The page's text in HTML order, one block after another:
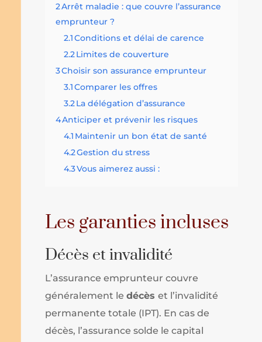
2Arrêt maladie : que couvre l’assurance
emprunteur ?
2.1Conditions et délai de carence
2.2Limites de couverture
3Choisir son assurance emprunteur
3.1Comparer les offres
3.2La délégation d’assurance
4Anticiper et prévenir les risques
4.1 Maintenir un bon état de santé
4.2Gestion du stress
4.3Vous aimerez aussi :
Les garanties incluses
Décès et invalidité
L’assurance emprunteur couvre
généralement ledécèset l’invalidité
permanente totale (IPT). En cas de
décès, l’assurance solde le capital